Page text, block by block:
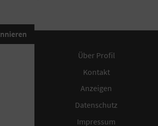
Über Profil
Kontakt
Anzeigen
Datenschutz
Impressum